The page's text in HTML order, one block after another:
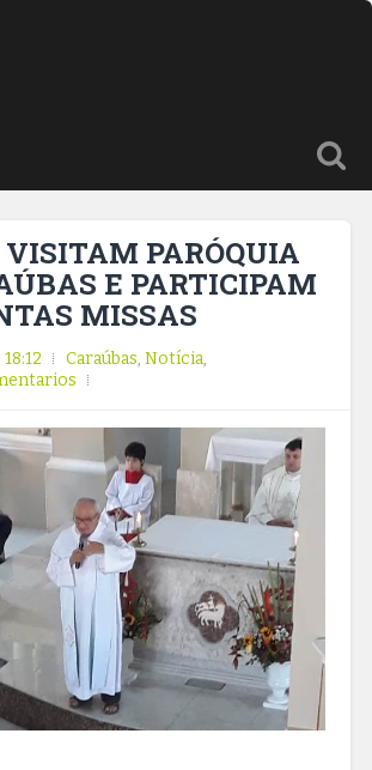
VISITAM PARÓQUIA
E PARTICIPAM
MISSAS
18:12 Caraúbas, Notícia,